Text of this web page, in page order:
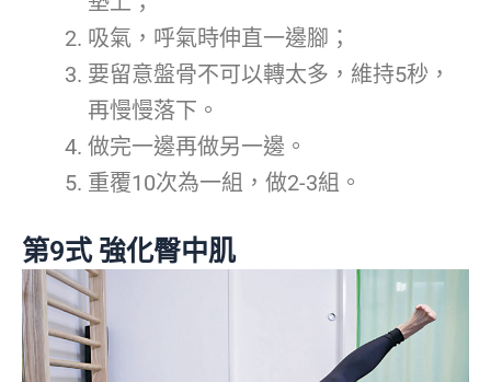
吸氣，呼氣時伸直一邊腳；
要留意盤骨不可以轉太多，維持5秒，
再慢慢落下。
做完一邊再做另一邊。
重覆10次為一組，做2-3組。
第9式 強化臀中肌